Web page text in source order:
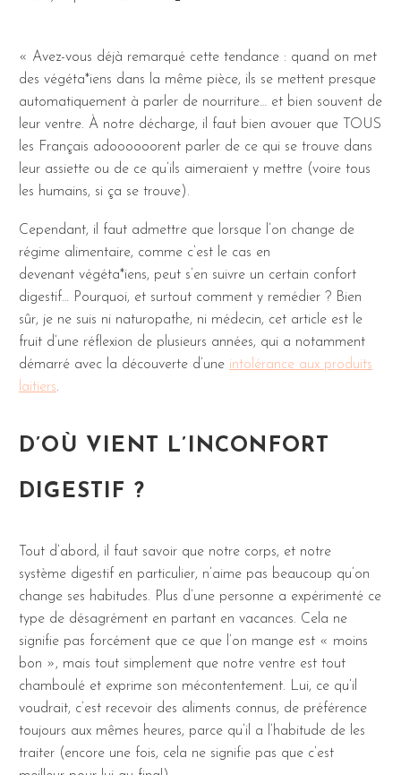
« Avez-vous déjà remarqué cette tendance : quand on met
des végéta*iens dans la même pièce, ils se mettent presque
automatiquement à parler de nourriture… et bien souvent de
leur ventre. À notre décharge, il faut bien avouer que TOUS
les Français adoooooorent parler de ce qui se trouve dans
leur assiette ou de ce qu’ils aimeraient y mettre (voire tous
les humains, si ça se trouve).
Cependant, il faut admettre que lorsque l’on change de
régime alimentaire, comme c’est le cas en
devenant végéta*iens, peut s’en suivre un certain confort
digestif… Pourquoi, et surtout comment y remédier ? Bien
sûr, je ne suis ni naturopathe, ni médecin, cet article est le
fruit d’une réflexion de plusieurs années, qui a notamment
démarré avec la découverte d’une intolérance aux produits
laitiers.
D’OÙ VIENT L’INCONFORT
DIGESTIF ?
Tout d’abord, il faut savoir que notre corps, et notre
système digestif en particulier, n’aime pas beaucoup qu’on
change ses habitudes. Plus d’une personne a expérimenté ce
type de désagrément en partant en vacances. Cela ne
signifie pas forcément que ce que l’on mange est « moins
bon », mais tout simplement que notre ventre est tout
chamboulé et exprime son mécontentement. Lui, ce qu’il
voudrait, c’est recevoir des aliments connus, de préférence
toujours aux mêmes heures, parce qu’il a l’habitude de les
traiter (encore une fois, cela ne signifie pas que c’est